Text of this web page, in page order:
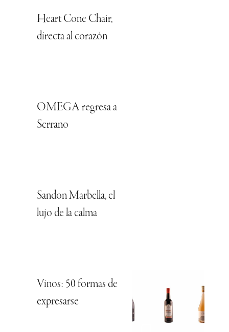
Heart Cone Chair,
directa al corazón
OMEGA regresa a
Serrano
Sandon Marbella, el
lujo de la calma
Vinos: 50 formas de
expresarse